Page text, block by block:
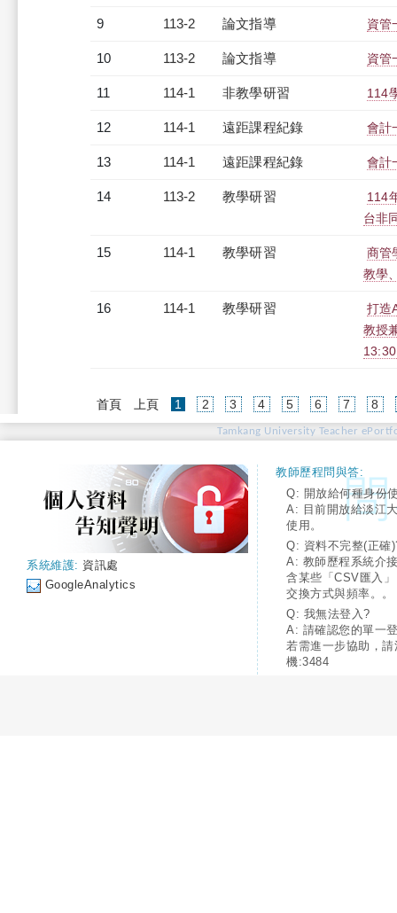
9 113-2 論文指導 資管
10 113-2 論文指導 資管
11 114-1 非教學研習 114
12 114-1 遠距課程紀錄 會計
13 114-1 遠距課程紀錄 會計
14 113-2 教學研習
114
台非
15 114-1 教學研習
商管
教學
16 114-1 教學研習
打造
教授
首頁 上頁 1 (current)
2 3 4 5 6 7 8
Tamkang University Teacher
系統維護: 資訊處
GoogleAnalytics
教師歷程問與答:
Q: 開放給何種身份
A: 目前開放給淡江
使用。
Q: 資料不完整(正確
A: 教師歷程系統介
含某些「CSV匯入
交換方式與頻率。。
Q: 我無法登入?
A: 請確認您的單一
若需進一步協助，
機:3484